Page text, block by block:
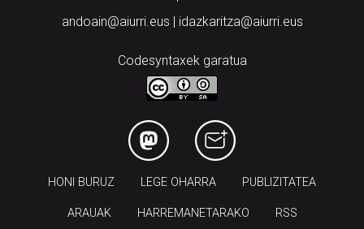
andoain@aiurri.eus | idazkaritza@aiurri.eus
Codesyntaxek garatua
HONI BURUZ LEGE OHARRA PUBLIZITATEA
ARAUAK HARREMANETARAKO RSS